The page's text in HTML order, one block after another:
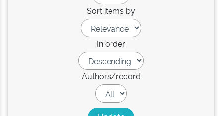
Sort items by
In order
Authors/record